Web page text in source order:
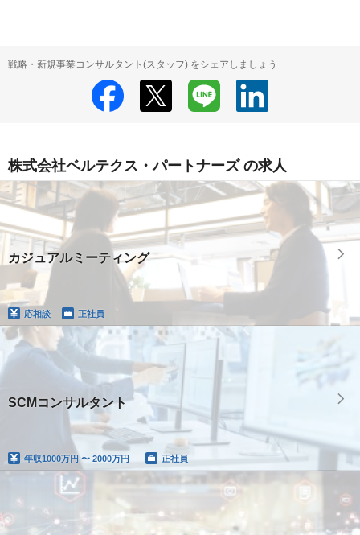
戦略・新規事業コンサルタント(スタッフ) をシェアしましょう
株式会社ベルテクス・パートナーズ の求人
カジュアルミーティング
応相談 正社員
SCMコンサルタント
年収1000万円 〜 2000万円 正社員